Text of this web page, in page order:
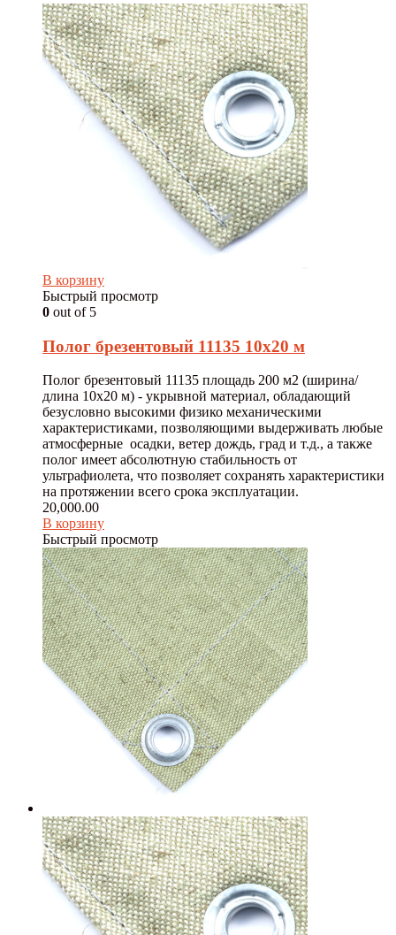
В корзину
Быстрый просмотр
0 out of 5
Полог брезентовый 11135 10х20 м
Полог брезентовый 11135 площадь 200 м2 (ширина/
длина 10х20 м) - укрывной материал, обладающий
безусловно высокими физико механическими
характеристиками, позволяющими выдерживать любые
атмосферные осадки, ветер дождь, град и т.д., а также
полог имеет абсолютную стабильность от
ультрафиолета, что позволяет сохранять характеристики
на протяжении всего срока эксплуатации.
20,000.00
В корзину
Быстрый просмотр